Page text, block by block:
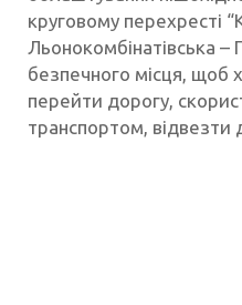
круговому перехресті
Льонокомбінатівська
безпечного місця, щоб
перейти дорогу,
транспортом, відвезти